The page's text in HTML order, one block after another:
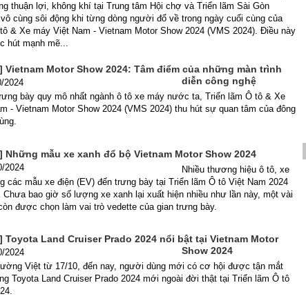
thuận lợi, không khí tại Trung tâm Hội chợ và Triển lãm Sài Gòn
cùng sôi động khi từng dòng người đổ về trong ngày cuối cùng của
& Xe máy Việt Nam - Vietnam Motor Show 2024 (VMS 2024). Điều này
hút mạnh mẽ...
Vietnam Motor Show 2024: Tâm điểm của những màn trình
diễn công nghệ
2024
bày quy mô nhất ngành ô tô xe máy nước ta, Triển lãm Ô tô & Xe
- Vietnam Motor Show 2024 (VMS 2024) thu hút sự quan tâm của đông
Những mẫu xe xanh đổ bộ Vietnam Motor Show 2024
2024
Nhiều thương hiệu ô tô, xe
các mẫu xe điện (EV) đến trưng bày tại Triển lãm Ô tô Việt Nam 2024
Chưa bao giờ số lượng xe xanh lại xuất hiện nhiều như lần này, một vài
được chọn làm vai trò vedette của gian trưng bày.
Toyota Land Cruiser Prado 2024 nổi bật tại Vietnam Motor
Show 2024
2024
Việt từ 17/10, đến nay, người dùng mới có cơ hội được tận mắt
Toyota Land Cruiser Prado 2024 mới ngoài đời thật tại Triển lãm Ô tô